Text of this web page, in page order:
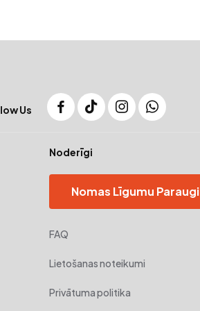
Us
Noderīgi
Nomas Līgumu Paraugi
FAQ
Lietošanas noteikumi
Privātuma politika